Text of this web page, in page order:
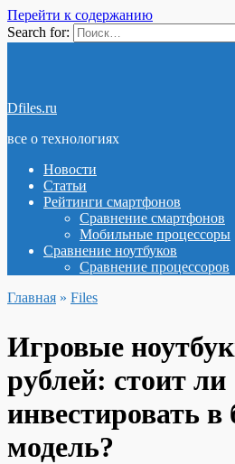
Перейти к содержанию
Search for:
Dfiles.ru
все о технологиях
Новости
Статьи
Рейтинги смартфонов
Сравнение смартфонов
Мобильные процессоры
Сравнение ноутбуков
Сравнение процессоров
Главная » Files
Игровые
рублей: стоит ли
инвестировать
модель?